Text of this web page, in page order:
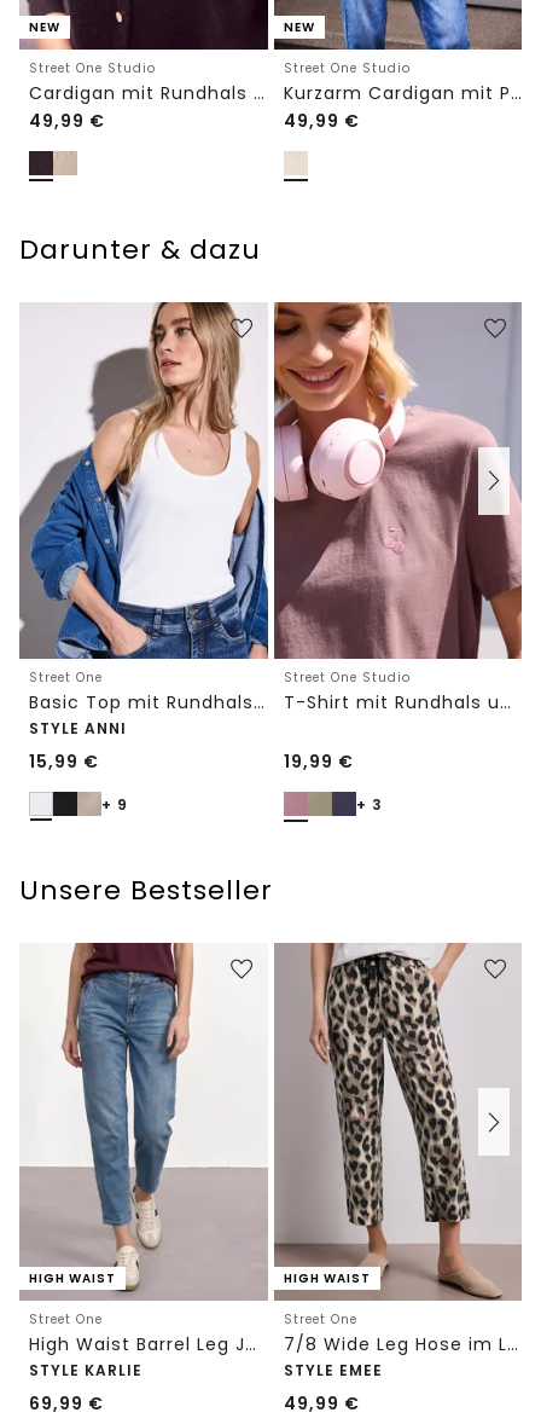
NEW
Street One Studio
Cardigan mit Rundhals und Knöpfen
49,99 €
NEW
Street One Studio
Kurzarm Cardigan mit Polokragen
49,99 €
Darunter & dazu
Street One
Basic Top mit Rundhals in Unifarbe
STYLE ANNI
15,99 €
+ 9
Street One Studio
T-Shirt mit Rundhals und Embroidery-Detail
19,99 €
+ 3
Unsere Bestseller
HIGH WAIST
Street One
High Waist Barrel Leg Jeans im Loose Fit
STYLE KARLIE
69,99 €
HIGH WAIST
Street One
7/8 Wide Leg Hose im Loose Fit mit Print
STYLE EMEE
49,99 €